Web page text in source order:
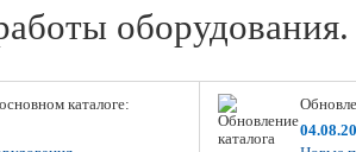
каталоге: